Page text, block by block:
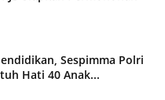
Sespimma Polri
Hati 40 Anak...